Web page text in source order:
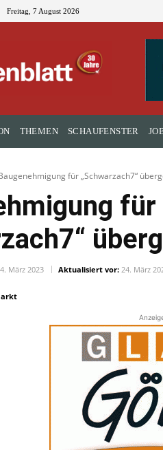
Freitag, 7 August 2026
THEMEN SCHAUFENSTER
für „Schwarzach7“
für
März 2023 Aktualisiert vor: 24. März